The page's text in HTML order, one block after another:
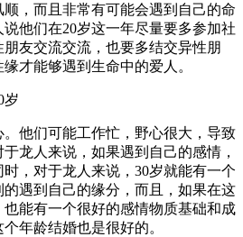
，而且非常有可能会遇到自己的命
他们在20岁这一年尽量要多参加社
友交流交流，也要多结交异性朋
才能够遇到生命中的爱人。
岁
他们可能工作忙，野心很大，导致
龙人来说，如果遇到自己的感情，
，对于龙人来说，30岁就能有一个
遇到自己的缘分，而且，如果在这
能有一个很好的感情物质基础和成
年龄结婚也是很好的。